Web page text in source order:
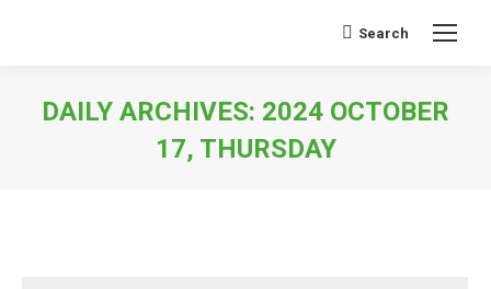
Search:
Search
DAILY ARCHIVES: 2024 OCTOBER
17, THURSDAY